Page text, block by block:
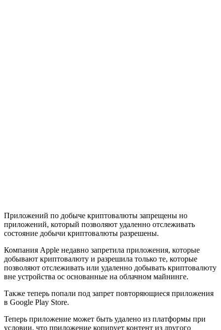
Приложений по добыче криптовалюты запрещены но
приложений, который позволяют удаленно отслеживать
состояние добычи криптовалюты разрешены.
Компания Apple недавно запретила приложения, которые
добывают криптовалюту и разрешила только те, которые
позволяют отслеживать или удаленно добывать криптовалюту
вне устройства ос основанные на облачном майнинге.
Также теперь попали под запрет повторяющиеся приложения
в Google Play Store.
Теперь приложение может быть удалено из платформы при
условии, что приложение копирует контент из другого